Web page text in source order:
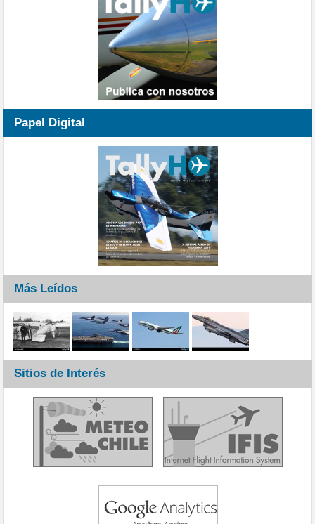
Papel Digital
Más Leídos
Sitios de Interés